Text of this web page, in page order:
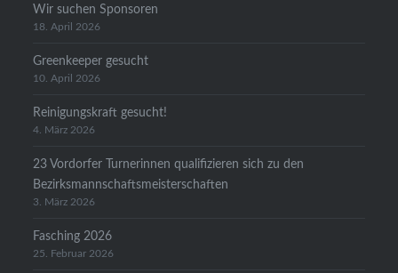
Wir suchen Sponsoren
18. April 2026
Greenkeeper gesucht
10. April 2026
Reinigungskraft gesucht!
4. März 2026
23 Vordorfer Turnerinnen qualifizieren sich zu den
Bezirksmannschaftsmeisterschaften
3. März 2026
Fasching 2026
25. Februar 2026